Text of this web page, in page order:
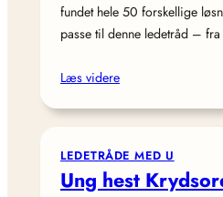
fundet hele 50 forskellige
passe til denne ledetråd –
Læs videre
LEDETRÅDE MED U
Ung hest